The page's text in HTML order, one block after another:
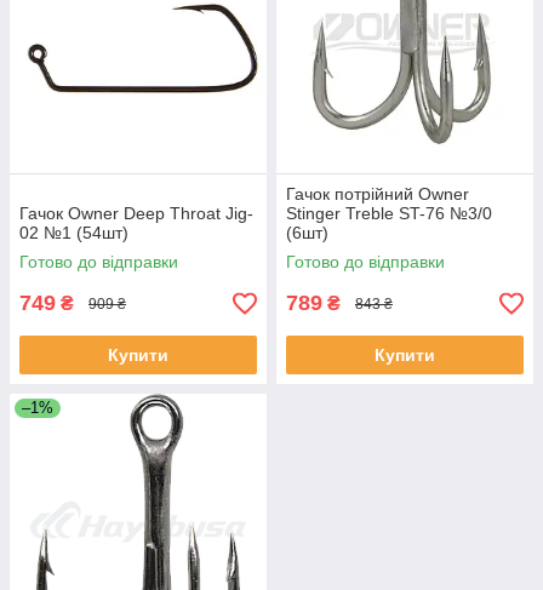
Гачок Owner Deep Throat Jig-
02 №1 (54шт)
Готово до відправки
749 ₴ 909 ₴
Купити
Гачок потрійний Owner
Stinger Treble ST-76 №3/0
(6шт)
Готово до відправки
789 ₴ 843 ₴
Купити
–1%